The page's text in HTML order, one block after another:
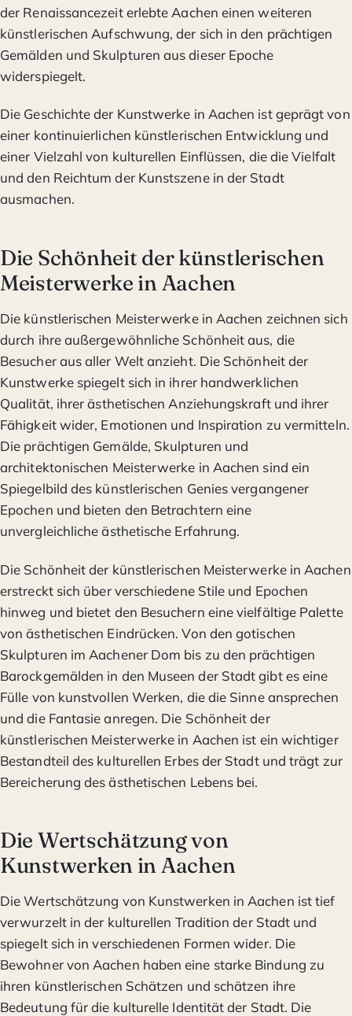
der Renaissancezeit erlebte Aachen einen weiteren
künstlerischen Aufschwung, der sich in den prächtigen
Gemälden und Skulpturen aus dieser Epoche
widerspiegelt.
Die Geschichte der Kunstwerke in Aachen ist geprägt von
einer kontinuierlichen künstlerischen Entwicklung und
einer Vielzahl von kulturellen Einflüssen, die die Vielfalt
und den Reichtum der Kunstszene in der Stadt
ausmachen.
Die Schönheit der künstlerischen
Meisterwerke in Aachen
Die künstlerischen Meisterwerke in Aachen zeichnen sich
durch ihre außergewöhnliche Schönheit aus, die
Besucher aus aller Welt anzieht. Die Schönheit der
Kunstwerke spiegelt sich in ihrer handwerklichen
Qualität, ihrer ästhetischen Anziehungskraft und ihrer
Fähigkeit wider, Emotionen und Inspiration zu vermitteln.
Die prächtigen Gemälde, Skulpturen und
architektonischen Meisterwerke in Aachen sind ein
Spiegelbild des künstlerischen Genies vergangener
Epochen und bieten den Betrachtern eine
unvergleichliche ästhetische Erfahrung.
Die Schönheit der künstlerischen Meisterwerke in Aachen
erstreckt sich über verschiedene Stile und Epochen
hinweg und bietet den Besuchern eine vielfältige Palette
von ästhetischen Eindrücken. Von den gotischen
Skulpturen im Aachener Dom bis zu den prächtigen
Barockgemälden in den Museen der Stadt gibt es eine
Fülle von kunstvollen Werken, die die Sinne ansprechen
und die Fantasie anregen. Die Schönheit der
künstlerischen Meisterwerke in Aachen ist ein wichtiger
Bestandteil des kulturellen Erbes der Stadt und trägt zur
Bereicherung des ästhetischen Lebens bei.
Die Wertschätzung von
Kunstwerken in Aachen
Die Wertschätzung von Kunstwerken in Aachen ist tief
verwurzelt in der kulturellen Tradition der Stadt und
spiegelt sich in verschiedenen Formen wider. Die
Bewohner von Aachen haben eine starke Bindung zu
ihren künstlerischen Schätzen und schätzen ihre
Bedeutung für die kulturelle Identität der Stadt. Die